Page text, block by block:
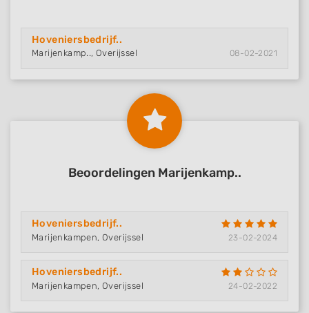
Hoveniersbedrijf..
Marijenkamp.., Overijssel 08-02-2021
Beoordelingen Marijenkamp..
Hoveniersbedrijf..
Marijenkampen, Overijssel 23-02-2024
Hoveniersbedrijf..
Marijenkampen, Overijssel 24-02-2022